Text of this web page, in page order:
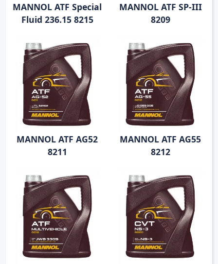
MANNOL ATF Special
Fluid 236.15 8215
MANNOL ATF SP-III
8209
MANNOL ATF AG52
8211
MANNOL ATF AG55
8212